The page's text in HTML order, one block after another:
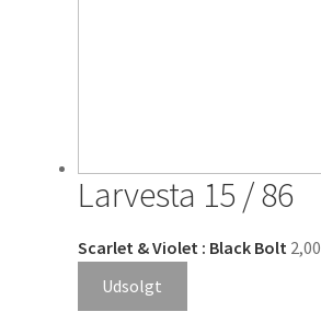
Larvesta 15 / 86
Scarlet & Violet : Black Bolt 2,00
Udsolgt